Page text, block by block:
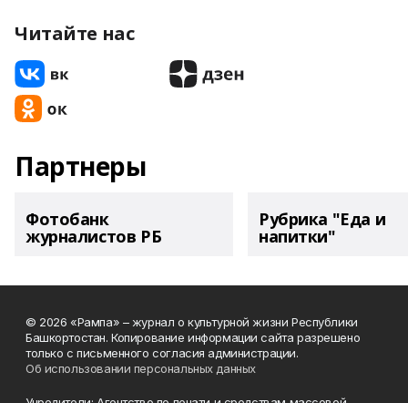
Читайте нас
Партнеры
Фотобанк
журналистов РБ
Рубрика "Еда и
напитки"
© 2026 «Рампа» – журнал о культурной жизни Республики
Башкортостан. Копирование информации сайта разрешено
только с письменного согласия администрации.
Об использовании персональных данных